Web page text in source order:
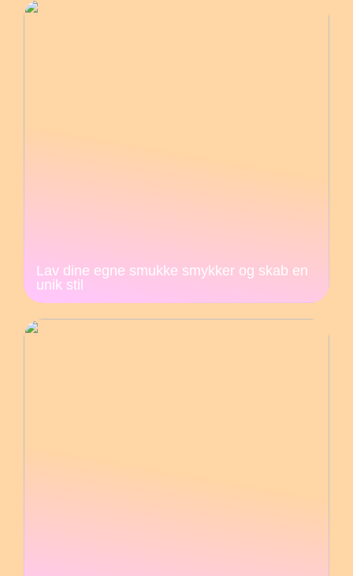
Lav dine egne smukke smykker og skab en
unik stil